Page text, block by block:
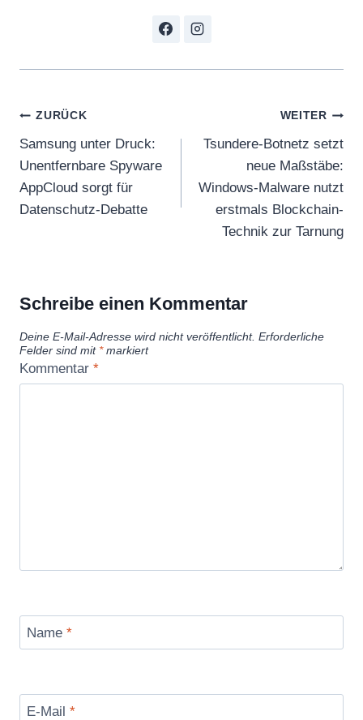
Beitragsnavigation
ZURÜCK
Samsung unter Druck:
Unentfernbare Spyware
AppCloud sorgt für
Datenschutz-Debatte
WEITER
Tsundere-Botnetz setzt
neue Maßstäbe:
Windows-Malware nutzt
erstmals Blockchain-
Technik zur Tarnung
Schreibe einen Kommentar
Deine E-Mail-Adresse wird nicht veröffentlicht. Erforderliche
Felder sind mit *markiert
Kommentar *
Name *
E-Mail *